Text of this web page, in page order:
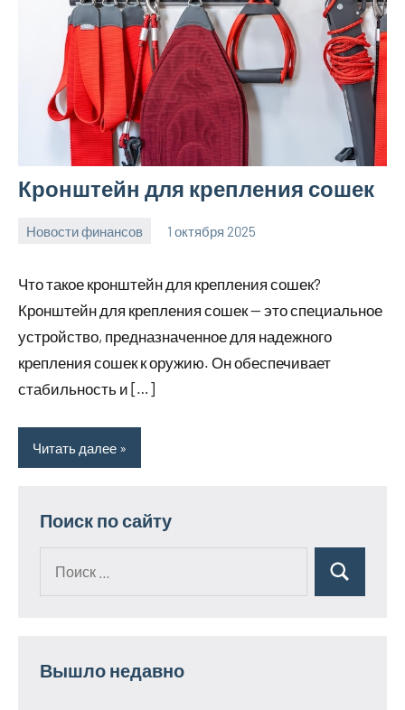
Кронштейн для крепления сошек
Новости финансов 1 октября 2025
Что такое кронштейн для крепления сошек?
Кронштейн для крепления сошек — это специальное
устройство, предназначенное для надежного
крепления сошек к оружию. Он обеспечивает
стабильность и […]
Читать далее
Поиск по сайту
Поиск
Вышло недавно